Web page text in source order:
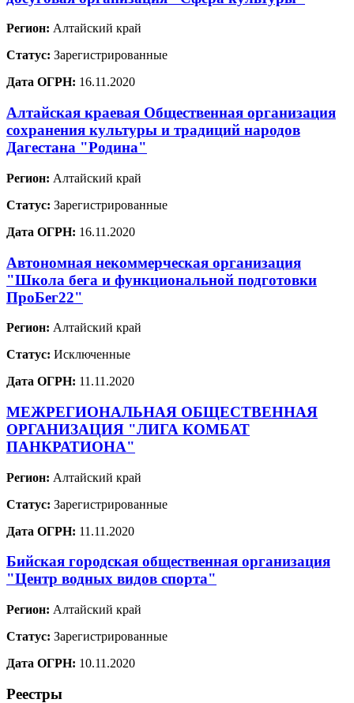
Регион: Алтайский край
Статус: Зарегистрированные
Дата ОГРН: 16.11.2020
Алтайская краевая Общественная организация
сохранения культуры и традиций народов
Дагестана "Родина"
Регион: Алтайский край
Статус: Зарегистрированные
Дата ОГРН: 16.11.2020
Автономная некоммерческая организация
"Школа бега и функциональной подготовки
ПроБег22"
Регион: Алтайский край
Статус: Исключенные
Дата ОГРН: 11.11.2020
МЕЖРЕГИОНАЛЬНАЯ ОБЩЕСТВЕННАЯ
ОРГАНИЗАЦИЯ "ЛИГА КОМБАТ
ПАНКРАТИОНА"
Регион: Алтайский край
Статус: Зарегистрированные
Дата ОГРН: 11.11.2020
Бийская городская общественная организация
"Центр водных видов спорта"
Регион: Алтайский край
Статус: Зарегистрированные
Дата ОГРН: 10.11.2020
Реестры